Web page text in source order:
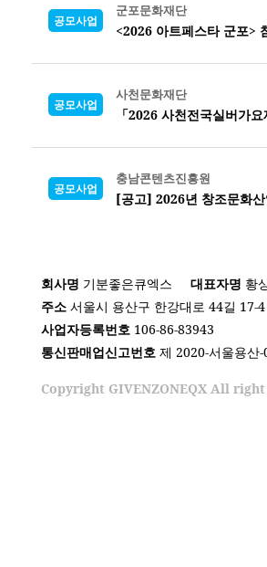
공모사업
군포문화재단
<2026 아트페스타 군포>
공모사업
사천문화재단
「2026 사천전국실버가
공모사업
충남콘텐츠진흥원
[공고] 2026년 창조문화
회사명 기분좋은큐엑스 대표자명 황
주소 서울시 용산구 한강대로 44길 17-4
사업자등록번호 106-86-83943
통신판매업신고번호 제 2020-서울용산-
Copyright GIVENZONEQX All